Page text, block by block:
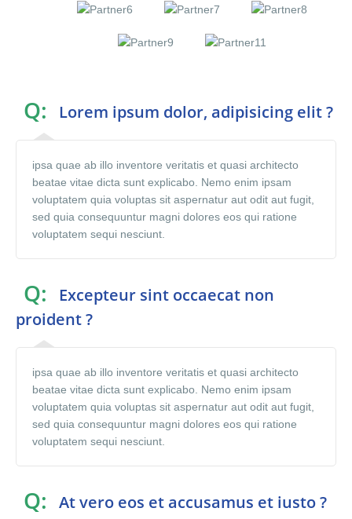
Q: Lorem ipsum dolor, adipisicing elit ?
ipsa quae ab illo inventore veritatis et quasi architecto
beatae vitae dicta sunt explicabo. Nemo enim ipsam
voluptatem quia voluptas sit aspernatur aut odit aut fugit,
sed quia consequuntur magni dolores eos qui ratione
voluptatem sequi nesciunt.
Q:
Excepteur sint occaecat non
proident ?
ipsa quae ab illo inventore veritatis et quasi architecto
beatae vitae dicta sunt explicabo. Nemo enim ipsam
voluptatem quia voluptas sit aspernatur aut odit aut fugit,
sed quia consequuntur magni dolores eos qui ratione
voluptatem sequi nesciunt.
Q: At vero eos et accusamus et iusto ?